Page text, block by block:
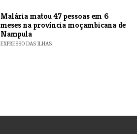
​Malária matou 47 pessoas em 6
meses na província moçambicana de
Nampula
EXPRESSO DAS ILHAS